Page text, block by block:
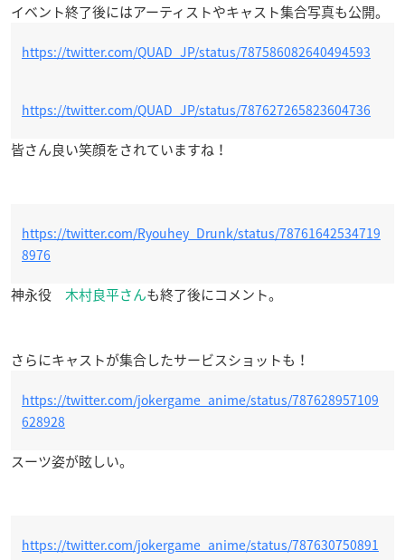
イベント終了後にはアーティストやキャスト集合写真も公開。
https://twitter.com/QUAD_JP/status/787586082640494593
https://twitter.com/QUAD_JP/status/787627265823604736
皆さん良い笑顔をされていますね！
https://twitter.com/Ryouhey_Drunk/status/78761642534719
8976
神永役 木村良平さんも終了後にコメント。
さらにキャストが集合したサービスショットも！
https://twitter.com/jokergame_anime/status/787628957109
628928
スーツ姿が眩しい。
https://twitter.com/jokergame_anime/status/787630750891